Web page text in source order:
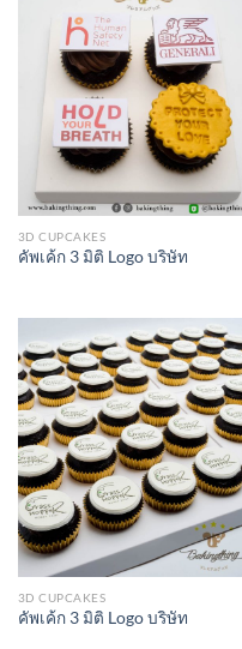
3D CUPCAKES
คัพเค้ก 3 มิติ Logo บริษัท
3D CUPCAKES
คัพเค้ก 3 มิติ Logo บริษัท